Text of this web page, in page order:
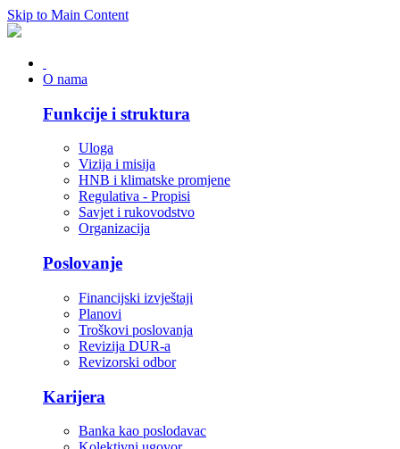
Skip to Main Content
O nama
Funkcije i struktura
Uloga
Vizija i misija
HNB i klimatske promjene
Regulativa - Propisi
Savjet i rukovodstvo
Organizacija
Poslovanje
Financijski izvještaji
Planovi
Troškovi poslovanja
Revizija DUR-a
Revizorski odbor
Karijera
Banka kao poslodavac